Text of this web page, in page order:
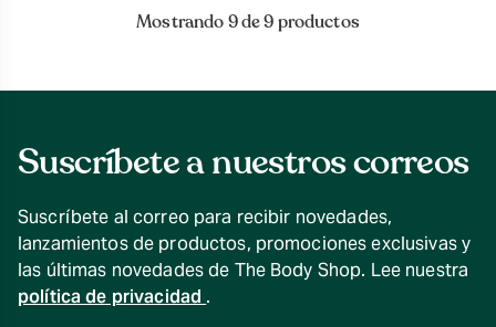
hasta
Mostrando 9 de 9 productos
Suscríbete a nuestros correos
Suscríbete al correo para recibir novedades,
lanzamientos de productos, promociones exclusivas y
las últimas novedades de The Body Shop. Lee nuestra
política de privacidad .